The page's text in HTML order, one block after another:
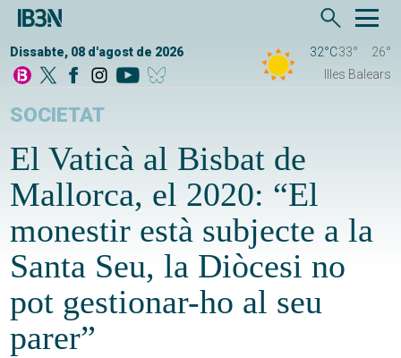
Dissabte, 08 d'agost de 2026 32°C33°
26°
Illes Balears
SOCIETAT
El Vaticà al Bisbat de
Mallorca, el 2020: “El
monestir està subjecte a la
Santa Seu, la Diòcesi no
pot gestionar-ho al seu
parer”